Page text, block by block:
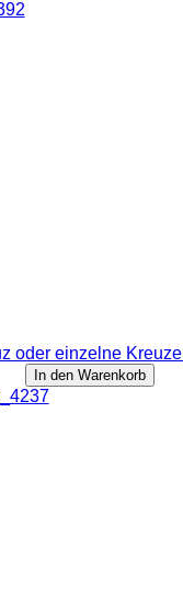
oder einzelne Kreuze
In den Warenkorb